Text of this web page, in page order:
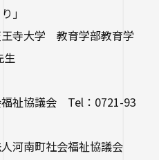
」
教育学部教育学
福祉協議会 Tel：0721-93
町社会福祉協議会